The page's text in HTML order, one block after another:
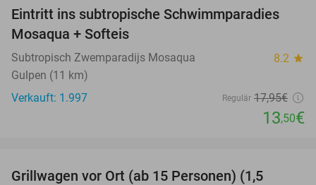
25%
Eintritt ins subtropische Schwimmparadies
Mosaqua + Softeis
Subtropisch Zwemparadijs Mosaqua 8.2 star
Gulpen (11 km)
Verkauft: 1.997
Regulär 17,95€
13,50€
Grillwagen vor Ort (ab 15 Personen) (1,5